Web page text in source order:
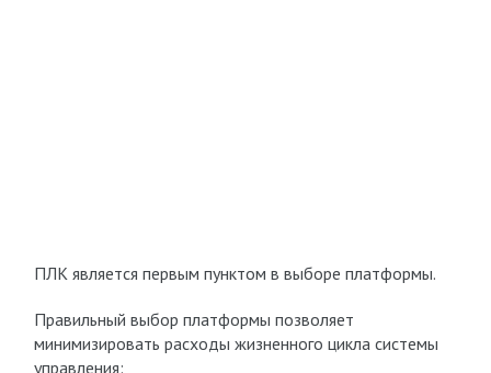
ПЛК является первым пунктом в выборе платформы.
Правильный выбор платформы позволяет
минимизировать расходы жизненного цикла системы
управления: